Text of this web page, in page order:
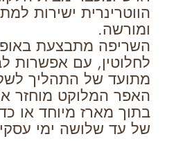
הווטרינרית ישירות
ומורשה.
השריפה מתבצעת
לחלוטין, עם אפשרות
מתועד של התהליך
האפר המלוקט מוחזר
בתוך מארז מיוחד או
של עד שלושה ימי